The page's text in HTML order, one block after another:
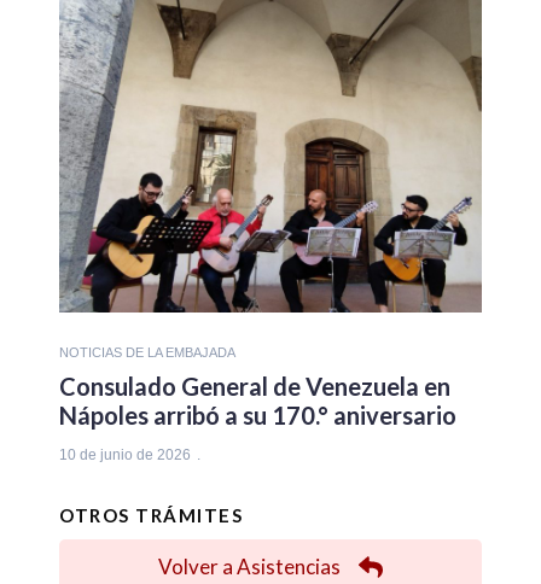
NOTICIAS DE LA EMBAJADA
Consulado General de Venezuela en
Nápoles arribó a su 170.° aniversario
10 de junio de 2026
OTROS TRÁMITES
Volver a Asistencias